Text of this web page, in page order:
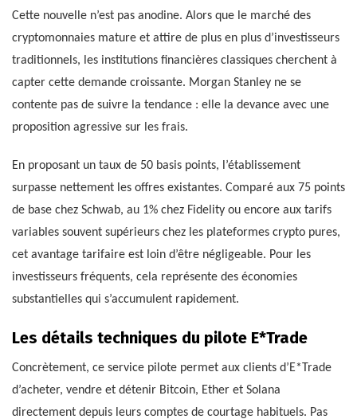
Cette nouvelle n’est pas anodine. Alors que le marché des
cryptomonnaies mature et attire de plus en plus d’investisseurs
traditionnels, les institutions financières classiques cherchent à
capter cette demande croissante. Morgan Stanley ne se
contente pas de suivre la tendance : elle la devance avec une
proposition agressive sur les frais.
En proposant un taux de 50 basis points, l’établissement
surpasse nettement les offres existantes. Comparé aux 75 points
de base chez Schwab, au 1% chez Fidelity ou encore aux tarifs
variables souvent supérieurs chez les plateformes crypto pures,
cet avantage tarifaire est loin d’être négligeable. Pour les
investisseurs fréquents, cela représente des économies
substantielles qui s’accumulent rapidement.
Les détails techniques du pilote E*Trade
Concrètement, ce service pilote permet aux clients d’E*Trade
d’acheter, vendre et détenir Bitcoin, Ether et Solana
directement depuis leurs comptes de courtage habituels. Pas